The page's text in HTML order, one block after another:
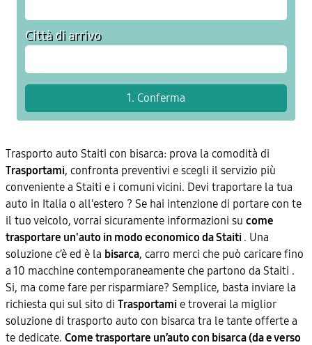
Città di arrivo
Trasporto auto Staiti con bisarca: prova la comodità di
Trasportami, confronta preventivi e scegli il servizio più
conveniente a Staiti e i comuni vicini. Devi traportare la tua
auto in Italia o all'estero ? Se hai intenzione di portare con te
il tuo veicolo, vorrai sicuramente informazioni su come
trasportare un'auto in modo economico da Staiti . Una
soluzione c’è ed è la bisarca, carro merci che può caricare fino
a 10 macchine contemporaneamente che partono da Staiti .
Si, ma come fare per risparmiare? Semplice, basta inviare la
richiesta qui sul sito di Trasportami e troverai la miglior
soluzione di trasporto auto con bisarca tra le tante offerte a
te dedicate. Come trasportare un’auto con bisarca (da e verso